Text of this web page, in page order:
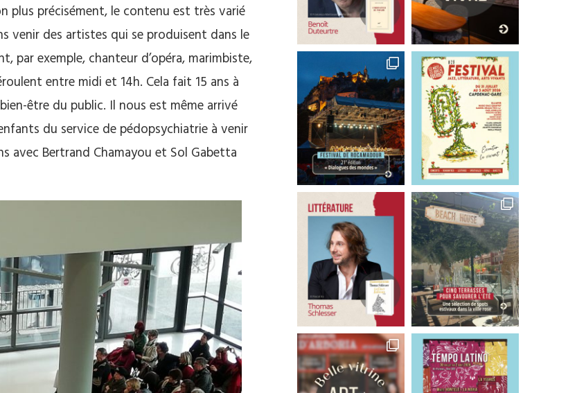
plus précisément, le contenu est très varié
venir des artistes qui se produisent dans le
par exemple, chanteur d’opéra, marimbiste,
entre midi et 14h. Cela fait 15 ans à
être du public. Il nous est même arrivé
du service de pédopsychiatrie à venir
avec Bertrand Chamayou et Sol Gabetta